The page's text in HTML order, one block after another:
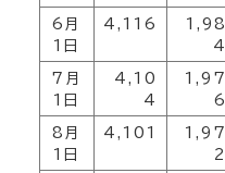
6月
1日
4,116
1,98
4
7月
1日
4,10
4
1,97
6
8月
1日
4,101
1,97
2